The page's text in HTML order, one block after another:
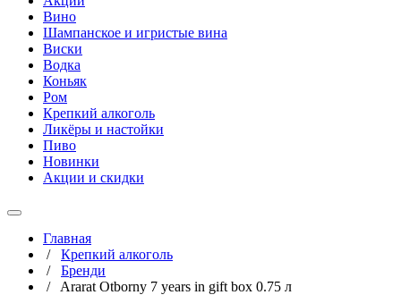
Вино
Шампанское и игристые вина
Виски
Водка
Коньяк
Ром
Крепкий алкоголь
Ликёры и настойки
Пиво
Новинки
Акции и скидки
Главная
/ Крепкий алкоголь
/ Бренди
/ Ararat Otborny 7 years in gift box 0.75 л